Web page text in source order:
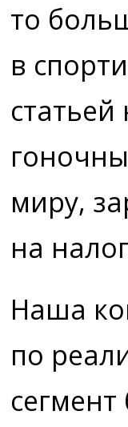
то
в
миру,
на
Наша
по